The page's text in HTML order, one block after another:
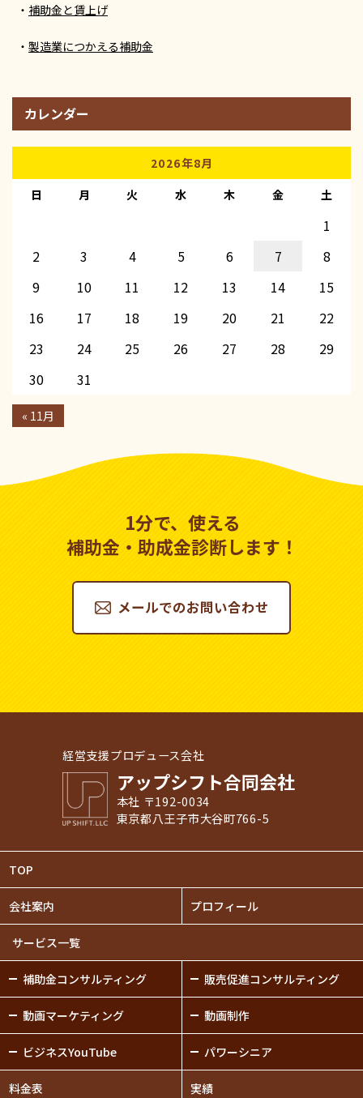
補助金と賃上げ
製造業につかえる補助金
カレンダー
2026年8月
日
月 火 水 木 金 土
1
2
3 4 5 6 7
8
9
10 11 12 13 14
15
16
17 18 19 20 21
22
23
24 25 26 27 28
29
30
31
« 11月
1分で、使える
補助金・助成金診断します！
メールでのお問い合わせ
経営支援プロデュース会社
アップシフト合同会社
本社 〒192-0034
東京都八王子市大谷町766-5
TOP
会社案内 プロフィール
サービス一覧
補助金コンサルティング 販売促進コンサルティング
動画マーケティング 動画制作
ビジネスYouTube パワーシニア
料金表 実績